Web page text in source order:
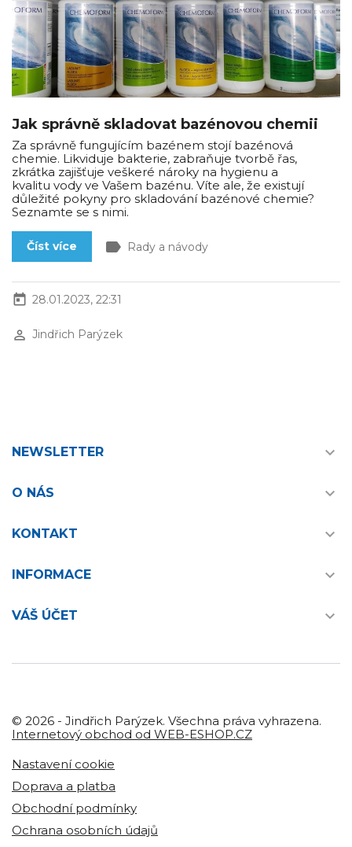
Jak správně skladovat bazénovou chemii
Za správně fungujícím bazénem stojí bazénová
chemie. Likviduje bakterie, zabraňuje tvorbě řas,
zkrátka zajišťuje veškeré nároky na hygienu a
kvalitu vody ve Vašem bazénu. Víte ale, že existují
důležité pokyny pro skladování bazénové chemie?
Seznamte se s nimi.
Číst více label Rady a návody
today 28.01.2023, 22:31
perm_identity Jindřich Parýzek
NEWSLETTER 
O NÁS 
KONTAKT 
INFORMACE 
VÁŠ ÚČET 
© 2026 - Jindřich Parýzek. Všechna práva vyhrazena.
Internetový obchod od WEB-ESHOP.CZ
Nastavení cookie
Doprava a platba
Obchodní podmínky
Ochrana osobních údajů